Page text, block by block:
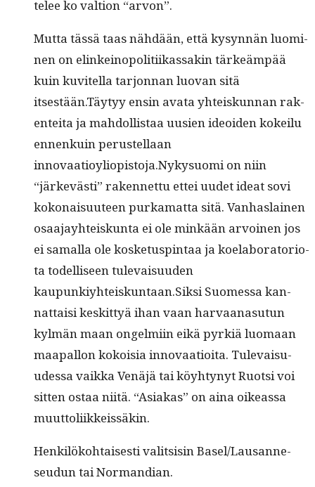
telee ko val­tion “arvon”.
Mut­ta tässä taas nähdään, että kysyn­nän luomi­
nen on elinkei­nop­o­li­ti­ikas­sakin tärkeäm­pää
kuin kuvitel­la tar­jon­nan luo­van sitä
itsestään.Täytyy ensin ava­ta yhteiskun­nan rak­
en­tei­ta ja mah­dol­lis­taa uusien ideoiden kokeilu
ennenkuin perustel­laan
innovaatioyliopistoja.Nykysuomi on niin
“järkevästi” raken­net­tu ettei uudet ideat sovi
kokon­aisu­u­teen purka­mat­ta sitä. Van­haslainen
osaa­jay­hteiskun­ta ei ole minkään arvoinen jos
ei samal­la ole kos­ke­tus­pin­taa ja koe­lab­o­ra­to­ri­o­
ta todel­liseen tule­vaisu­u­den
kaupunkiyhteiskuntaan.Siksi Suomes­sa kan­
nat­taisi keskit­tyä ihan vaan har­vaana­su­tun
kylmän maan ongelmi­in eikä pyrk­iä luo­maan
maa­pal­lon kokoisia inno­vaa­tioi­ta. Tule­vaisu­
udessa vaik­ka Venäjä tai köy­htynyt Ruot­si voi
sit­ten ostaa niitä. “Asi­akas” on aina oike­as­sa
muuttoliikkeissäkin.
Henkilöko­htais­es­ti val­it­sisin Basel/Lau­sanne-
seudun tai Normandian.